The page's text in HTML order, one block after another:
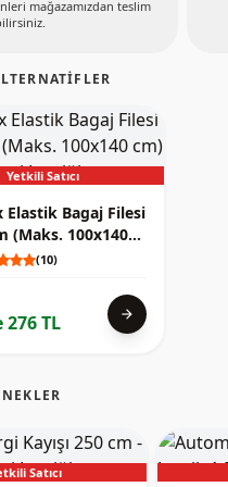
mağazamızdan teslim
Yetkili Satıcı
Bagaj Filesi
(Maks. 100x140
(10)
TL arrow_forward
Satıcı